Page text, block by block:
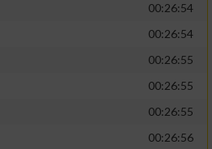
00:26:54
00:26:54
00:26:55
00:26:55
00:26:55
00:26:56